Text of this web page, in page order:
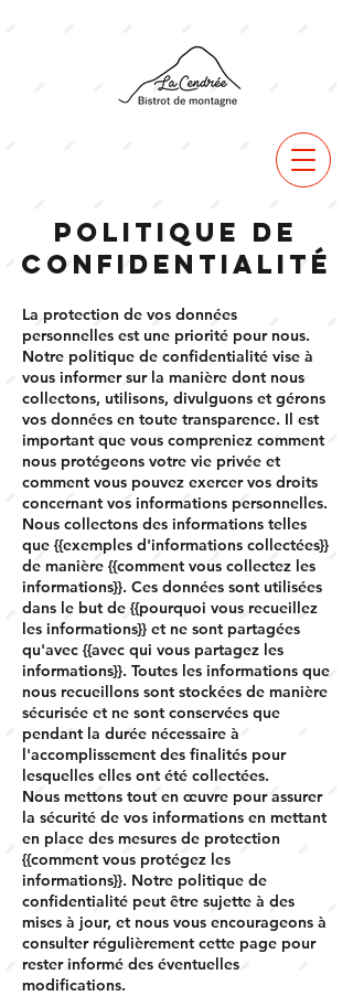
Politique de
confidentialité
La protection de vos données
personnelles est une priorité pour nous.
Notre politique de confidentialité vise à
vous informer sur la manière dont nous
collectons, utilisons, divulguons et gérons
vos données en toute transparence. Il est
important que vous compreniez comment
nous protégeons votre vie privée et
comment vous pouvez exercer vos droits
concernant vos informations personnelles.
Nous collectons des informations telles
que {{exemples d'informations collectées}}
de manière {{comment vous collectez les
informations}}. Ces données sont utilisées
dans le but de {{pourquoi vous recueillez
les informations}} et ne sont partagées
qu'avec {{avec qui vous partagez les
informations}}. Toutes les informations que
nous recueillons sont stockées de manière
sécurisée et ne sont conservées que
pendant la durée nécessaire à
l'accomplissement des finalités pour
lesquelles elles ont été collectées.
Nous mettons tout en œuvre pour assurer
la sécurité de vos informations en mettant
en place des mesures de protection
{{comment vous protégez les
informations}}. Notre politique de
confidentialité peut être sujette à des
mises à jour, et nous vous encourageons à
consulter régulièrement cette page pour
rester informé des éventuelles
modifications.